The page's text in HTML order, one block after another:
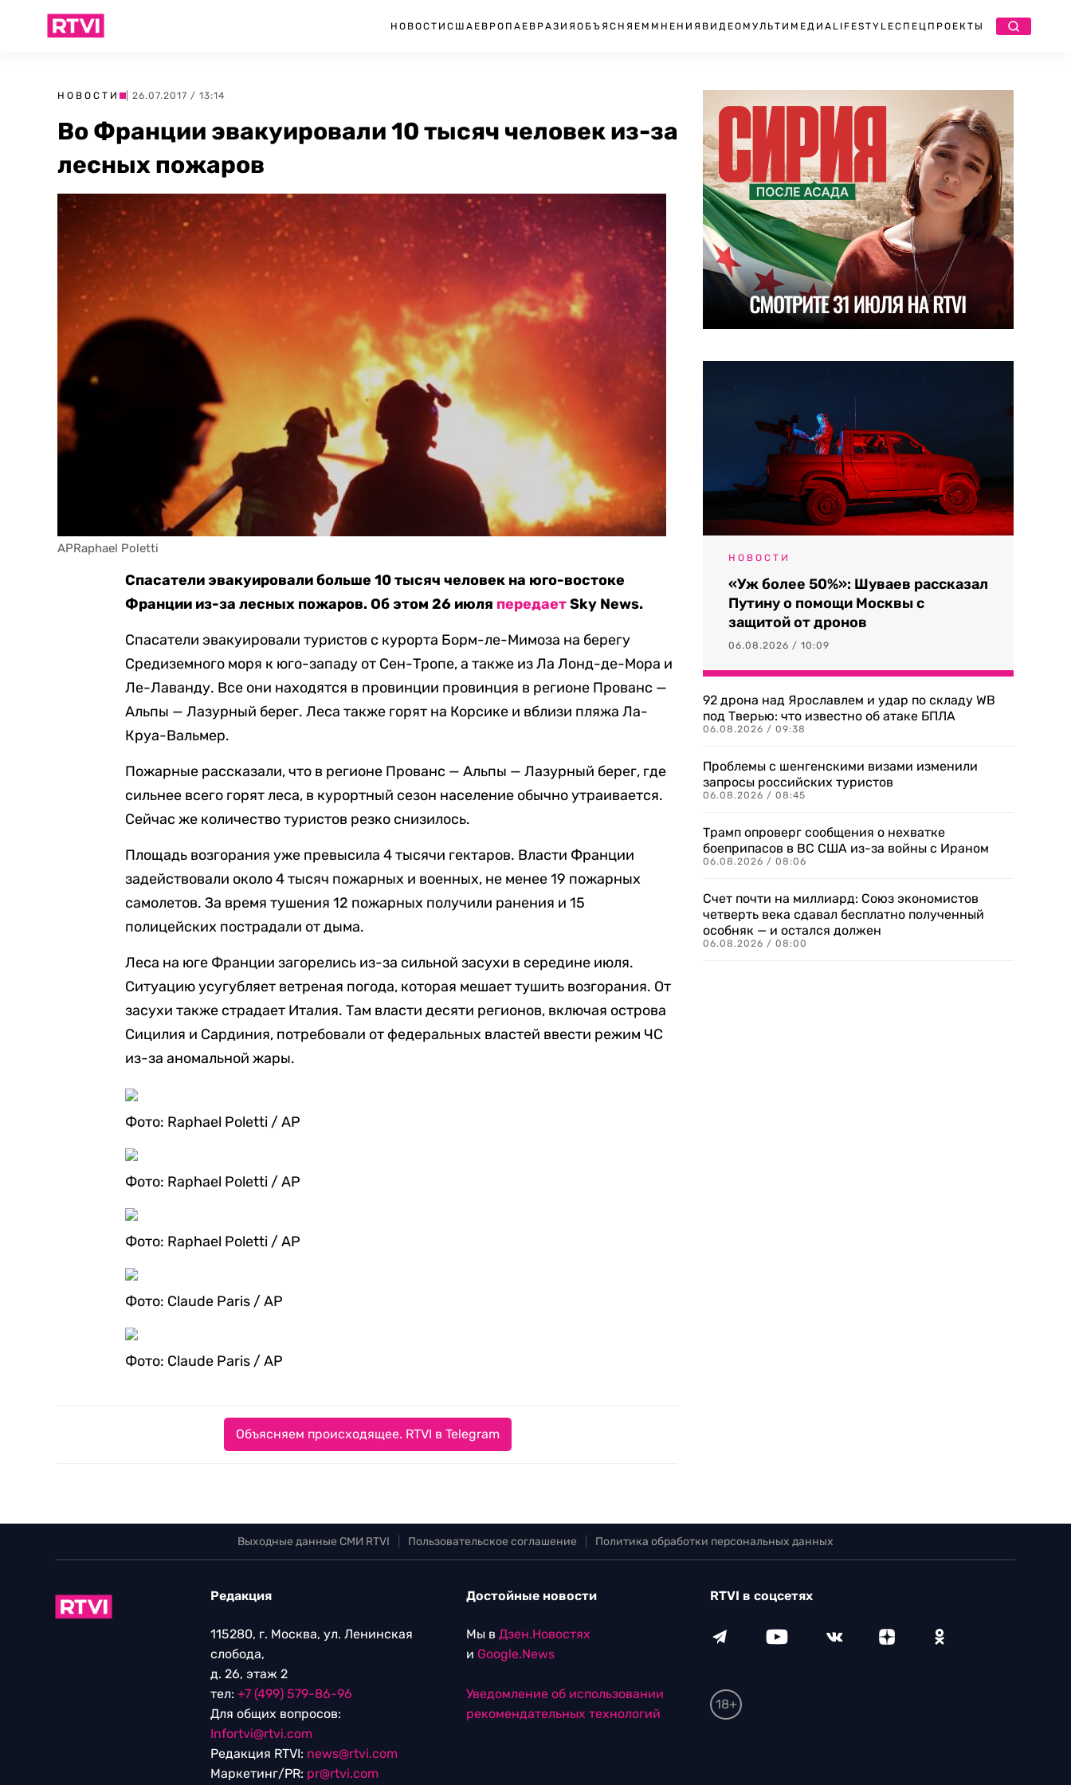
НОВОСТИ США ЕВРОПА ЕВРАЗИЯ ОБЪЯСНЯЕМ МНЕНИЯ ВИДЕО МУЛЬТИМЕДИА LIFESTYLEСПЕЦПРОЕКТЫ
НОВОСТИ | 26.07.2017 / 13:14
Во Франции эвакуировали 10 тысяч человек из-за
лесных пожаров
APRaphael Poletti
Спасатели эвакуировали больше 10 тысяч человек на юго-востоке
Франции из-за лесных пожаров. Об этом 26 июля передаетSky News.
Спасатели эвакуировали туристов с курорта Борм-ле-Мимоза на берегу
Средиземного моря к юго-западу от Сен-Тропе, а также из Ла Лонд-де-Мора и
Ле-Лаванду. Все они находятся в провинции провинция в регионе Прованс —
Альпы — Лазурный берег. Леса также горят на Корсике и вблизи пляжа Ла-
Круа-Вальмер.
Пожарные рассказали, что в регионе Прованс — Альпы — Лазурный берег, где
сильнее всего горят леса, в курортный сезон население обычно утраивается.
Сейчас же количество туристов резко снизилось.
Площадь возгорания уже превысила 4 тысячи гектаров. Власти Франции
задействовали около 4 тысяч пожарных и военных, не менее 19 пожарных
самолетов. За время тушения 12 пожарных получили ранения и 15
полицейских пострадали от дыма.
Леса на юге Франции загорелись из-за сильной засухи в середине июля.
Ситуацию усугубляет ветреная погода, которая мешает тушить возгорания. От
засухи также страдает Италия. Там власти десяти регионов, включая острова
Сицилия и Сардиния, потребовали от федеральных властей ввести режим ЧС
из-за аномальной жары.
Фото: Raphael Poletti / AP
Фото: Raphael Poletti / AP
Фото: Raphael Poletti / AP
Фото: Claude Paris / AP
Фото: Claude Paris / AP
Объясняем происходящее. RTVI в Telegram
НОВОСТИ
«Уж более 50%»: Шуваев рассказал
Путину о помощи Москвы с
защитой от дронов
06.08.2026 / 10:09
92 дрона над Ярославлем и удар по складу WB
под Тверью: что известно об атаке БПЛА
06.08.2026 / 09:38
Проблемы с шенгенскими визами изменили
запросы российских туристов
06.08.2026 / 08:45
Трамп опроверг сообщения о нехватке
боеприпасов в ВС США из-за войны с Ираном
06.08.2026 / 08:06
Счет почти на миллиард: Союз экономистов
четверть века сдавал бесплатно полученный
особняк — и остался должен
06.08.2026 / 08:00
Выходные данные СМИ RTVI Пользовательское соглашение Политика обработки персональных данных
Редакция
115280, г. Москва, ул. Ленинская
слобода,
д. 26, этаж 2
тел: +7 (499) 579-86-96
Для общих вопросов:
Infortvi@rtvi.com
Редакция RTVI: news@rtvi.com
Маркетинг/PR: pr@rtvi.com
Достойные новости
Мы в Дзен.Новостях
и Google.News
Уведомление об использовании
рекомендательных технологий
RTVI в соцсетях
18+